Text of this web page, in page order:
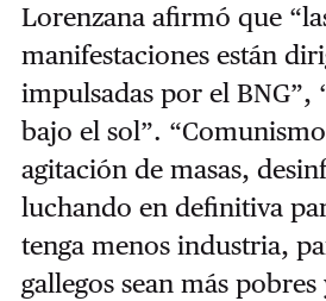
Lorenzana afirmó que
manifestaciones están
impulsadas por el BNG”,
bajo el sol”.
agitación de masas,
luchando en definitiva
tenga menos industria,
gallegos sean más